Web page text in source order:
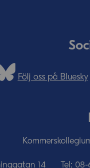
Följ oss på Bluesky
14 Tel: 08-